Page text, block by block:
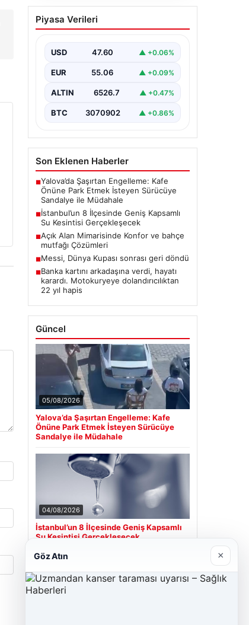
İstanbul’un 8 İlçesinde
Geniş Kapsamlı Su
İstanbul Su ve Kanalizasyon
altyapı yenileme çalışmaları
Piyasa Verileri
USD 47.60 ▲ +0.06%
EUR 55.06 ▲ +0.09%
ALTIN 6526.7 ▲ +0.47%
BTC 3070902 ▲ +0.86%
Son Eklenen Haberler
■Yalova’da Şaşırtan Engelleme: Kafe
Önüne Park Etmek İsteyen Sürücüye
Sandalye ile Müdahale
■İstanbul’un 8 İlçesinde Geniş Kapsamlı
Su Kesintisi Gerçekleşecek
■Açık Alan Mimarisinde Konfor ve bahçe
mutfağı Çözümleri
■Messi, Dünya Kupası sonrası geri döndü
■Banka kartını arkadaşına verdi, hayatı
karardı. Motokuryeye dolandırıcılıktan
22 yıl hapis
Güncel
05/08/2026
Yalova’da Şaşırtan Engelleme: Kafe
Önüne Park Etmek İsteyen Sürücüye
Sandalye ile Müdahale
04/08/2026
İstanbul’un 8 İlçesinde Geniş Kapsamlı
Su Kesintisi Gerçekleşecek
Son Eklenen Firmalar
Göz Atın ×